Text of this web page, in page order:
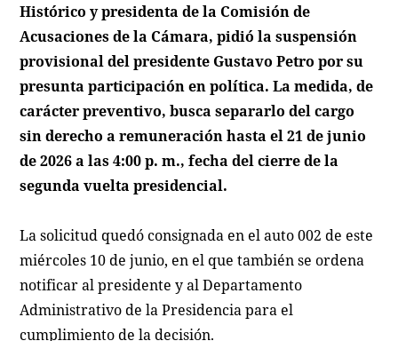
Histórico y presidenta de la Comisión de
Acusaciones de la Cámara, pidió la suspensión
provisional del presidente Gustavo Petro por su
presunta participación en política. La medida, de
carácter preventivo, busca separarlo del cargo
sin derecho a remuneración hasta el 21 de junio
de 2026 a las 4:00 p. m., fecha del cierre de la
segunda vuelta presidencial.
La solicitud quedó consignada en el auto 002 de este
miércoles 10 de junio, en el que también se ordena
notificar al presidente y al Departamento
Administrativo de la Presidencia para el
cumplimiento de la decisión.